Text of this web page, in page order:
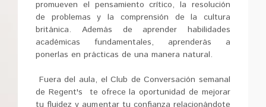
promueven el pensamiento crítico, la resolución
de problemas y la comprensión de la cultura
británica. Además de aprender habilidades
académicas fundamentales, aprenderás a
ponerlas en prácticas de una manera natural.
Fuera del aula, el Club de Conversación semanal
de Regent's te ofrece la oportunidad de mejorar
tu fluidez y aumentar tu confianza relacionándote